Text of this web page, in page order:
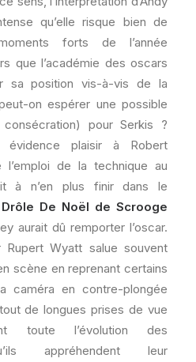
qu’elle risque bien de
forts de l’année
que l’académie des oscars
sa position vis-à-vis de la
on espérer une possible
pour Serkis ?
plaisir à Robert
l’emploi de la technique au
à n’en plus finir dans le
Drôle De Noël de Scrooge
aurait dû remporter l’oscar.
Rupert Wyatt salue souvent
scène en reprenant certains
caméra en contre-plongée
de longues prises de vue
toute l’évolution des
appréhendent leur